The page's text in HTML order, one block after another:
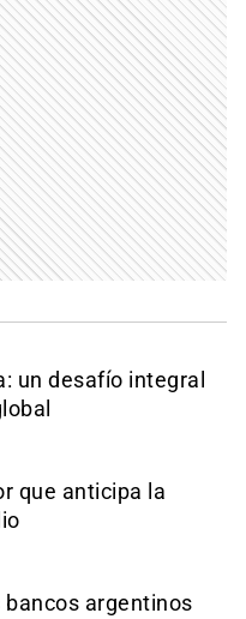
un desafío integral
que anticipa la
argentinos